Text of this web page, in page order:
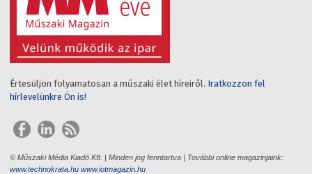
Értesüljön folyamatosan a műszaki élet híreiről. Iratkozzon fel
hírlevelünkre Ön is!
© Műszaki Média Kiadó Kft. | Minden jog fenntartva | További online magazinjaink:
www.technokrata.hu www.iotmagazin.hu